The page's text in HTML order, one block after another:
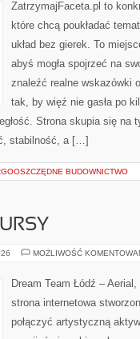
ZatrzymajFaceta.pl to
które chcą poukładać
układ bez gierek. To
abyś mogła spojrzeć na
znaleźć realne wskazówki
tak, by więź nie gasła po
Strona skupia się na
stabilność, a […]
BUDOWNICTWO
MOŻLIWOŚĆ
Dream Team Łódź –
strona internetowa
połączyć artystyczną